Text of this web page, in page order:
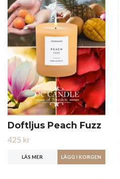
Doftljus Peach Fuzz
425 kr
LÄS MER